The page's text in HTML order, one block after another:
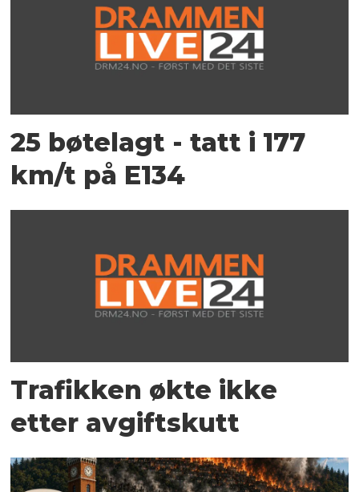
25 bøtelagt - tatt i 177
km/t på E134
Trafikken økte ikke
etter avgiftskutt